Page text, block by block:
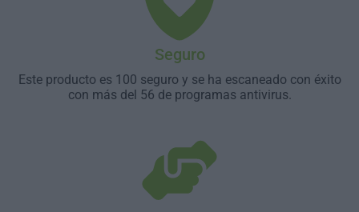
Seguro
Este producto es 100 seguro y se ha escaneado con éxito
con más del 56 de programas antivirus.